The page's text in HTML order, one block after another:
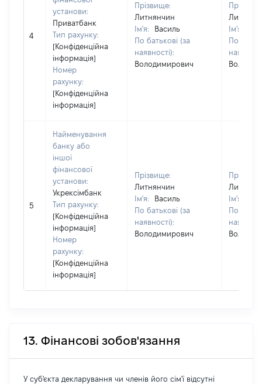
4
установи:
Приватбанк
Тип рахунку:
[Конфіденційна
інформація]
Номер
рахунку:
[Конфіденційна
інформація]
Прізвище:
Литнянчин
Ім'я:
Василь
По батькові (за
наявності):
Володимирович
Ім'я:
По
5
Найменування
банку або
іншої
фінансової
установи:
Укрексімбанк
Тип рахунку:
[Конфіденційна
інформація]
Номер
рахунку:
[Конфіденційна
інформація]
Прізвище:
Литнянчин
Ім'я:
Василь
По батькові (за
наявності):
Володимирович
Ім'я:
По
13. Фінансові зобов'язання
У суб'єкта декларування чи членів його сім'ї відсутні